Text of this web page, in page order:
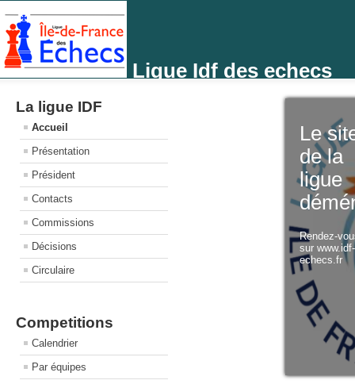
Ligue Idf des echecs
La ligue IDF
Accueil
Présentation
Président
Contacts
Commissions
Décisions
Circulaire
Competitions
Calendrier
Par équipes
Le
de la
ligue
Rendez-
sur
echecs.fr